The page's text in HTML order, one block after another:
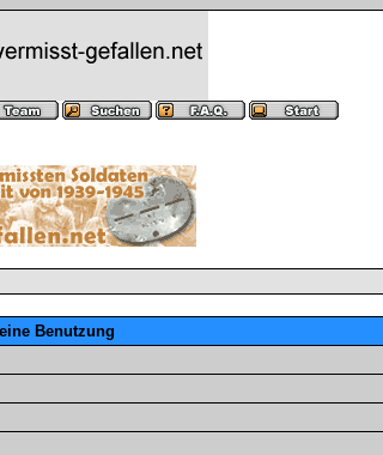
Benutzung